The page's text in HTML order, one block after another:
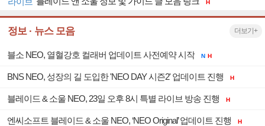
H
정보 · 뉴스 모음 더보기+
블소 NEO, 열혈강호 컬래버 업데이트 사전예약 시작 N H
BNS NEO, 성장의 길 도입한 'NEO DAY 시즌2' 업데이트 진행 H
블레이드 & 소울 NEO, 23일 오후 8시 특별 라이브 방송 진행 H
엔씨소프트 블레이드 & 소울 NEO, ‘NEO Original’ 업데이트 진행 H